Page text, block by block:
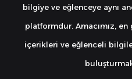
bilgiye ve eğlenceye aynı
platformdur. Amacımız,
içerikleri ve eğlenceli